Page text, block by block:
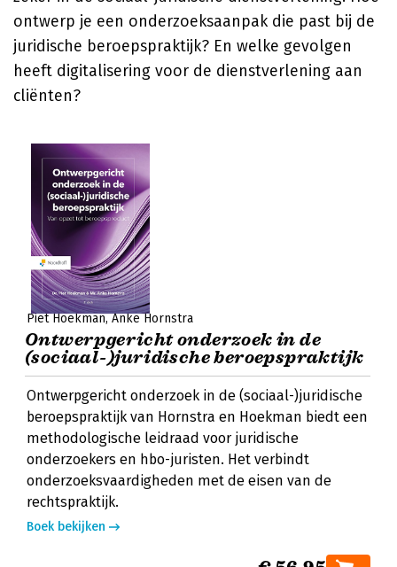
ontwerp je een onderzoeksaanpak die past bij de
juridische beroepspraktijk? En welke gevolgen
heeft digitalisering voor de dienstverlening aan
cliënten?
Piet Hoekman Anke Hornstra
Ontwerpgericht onderzoek in de
(sociaal-)juridische beroepspraktijk
Ontwerpgericht onderzoek in de (sociaal-)juridische
beroepspraktijk van Hornstra en Hoekman biedt een
methodologische leidraad voor juridische
onderzoekers en hbo-juristen. Het verbindt
onderzoeksvaardigheden met de eisen van de
rechtspraktijk.
Boek bekijken